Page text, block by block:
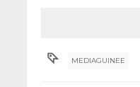
MEDIAGUINEE